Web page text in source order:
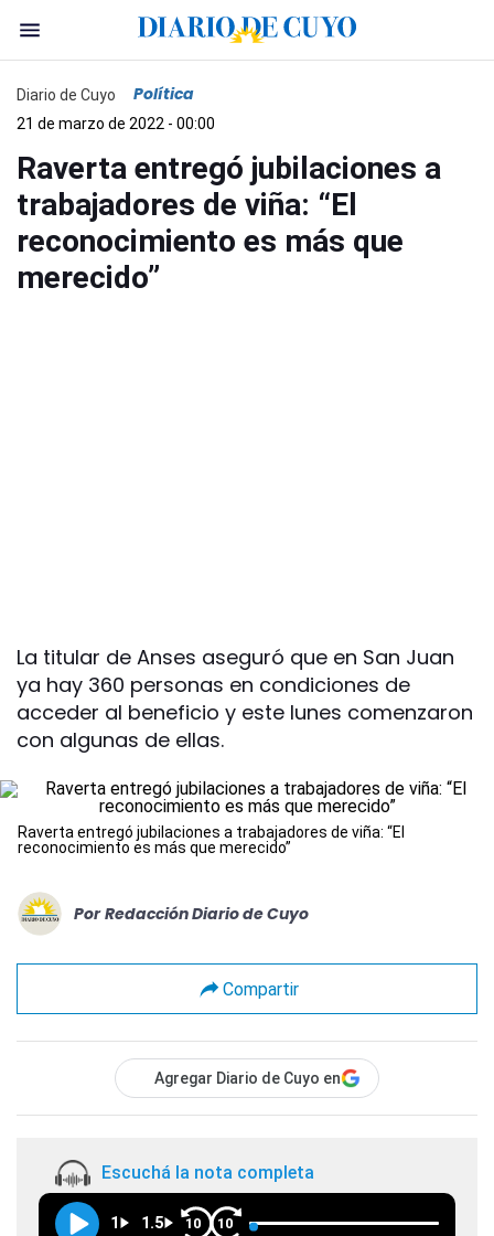
Diario de Cuyo Política
21 de marzo de 2022 - 00:00
Raverta entregó jubilaciones a
trabajadores de viña: “El
reconocimiento es más que
merecido”
La titular de Anses aseguró que en San Juan
ya hay 360 personas en condiciones de
acceder al beneficio y este lunes comenzaron
con algunas de ellas.
Raverta entregó jubilaciones a trabajadores de viña: “El
reconocimiento es más que merecido”
Por Redacción Diario de Cuyo
Compartir
Agregar Diario de Cuyo en
Escuchá la nota completa
1 1.5 10 10